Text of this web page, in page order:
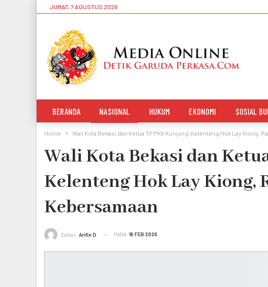
JUMAT, 7 AGUSTUS 2026
BERANDA NASIONAL HUKUM EKONOMI SOSIAL
Home Wali Kota Bekasi dan Ketua TP PKK Kunjungi Kelenteng Hok Lay Kiong,
Wali Kota Bekasi dan
Kelenteng Hok Lay Kiong,
Kebersamaan
Editor: Arifin D PADA 18 FEB 2026